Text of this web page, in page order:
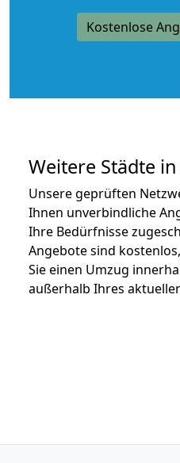
Kostenlose
Weitere Städte
Unsere geprüften
Ihnen unverbindliche
Ihre Bedürfnisse
Angebote sind
Sie einen Umzug
außerhalb Ihres